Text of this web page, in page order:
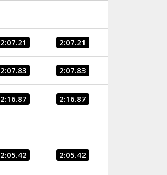
2:07.21 2:07.21
2:07.83 2:07.83
2:16.87 2:16.87
2:05.42 2:05.42